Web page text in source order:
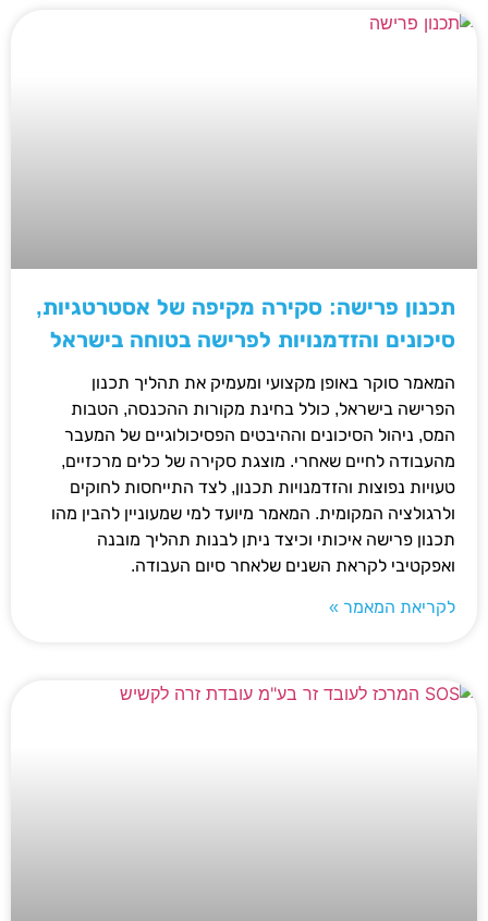
תכנון פרישה: סקירה מקיפה של אסטרטגיות,
סיכונים והזדמנויות לפרישה בטוחה בישראל
המאמר סוקר באופן מקצועי ומעמיק את תהליך תכנון
הפרישה בישראל, כולל בחינת מקורות ההכנסה, הטבות
המס, ניהול הסיכונים וההיבטים הפסיכולוגיים של המעבר
מהעבודה לחיים שאחרי. מוצגת סקירה של כלים מרכזיים,
טעויות נפוצות והזדמנויות תכנון, לצד התייחסות לחוקים
ולרגולציה המקומית. המאמר מיועד למי שמעוניין להבין מהו
תכנון פרישה איכותי וכיצד ניתן לבנות תהליך מובנה
ואפקטיבי לקראת השנים שלאחר סיום העבודה.
לקריאת המאמר »